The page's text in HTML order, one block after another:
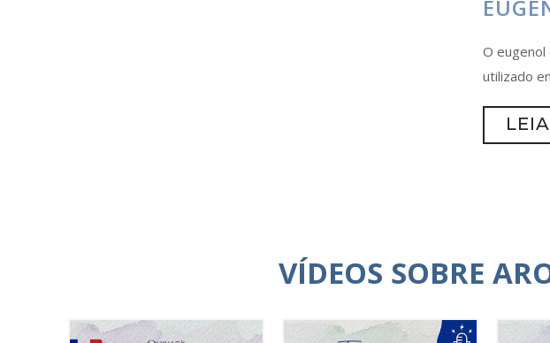
O
utilizado
VÍDEOS SOBRE